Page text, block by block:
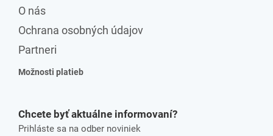
O nás
Ochrana osobných údajov
Partneri
Možnosti platieb
Chcete byť aktuálne informovaní?
Prihláste sa na odber noviniek